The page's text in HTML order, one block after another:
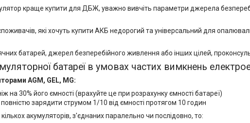
краще купити для ДБЖ, уважно вивчіть параметри джерела
які хочуть купити АКБ недорогий та універсальний для
батарей, джерел безперебійного живлення або інших цілей,
батареї в умовах частих вимкнень
AGM, GEL, MG:
на 30% його ємності (врахуйте це при розрахунку ємності батареї)
зарядити струмом 1/10 від ємності протягом 10 годин
акумуляторів, з'єднаних паралельно чи послідовно, то: